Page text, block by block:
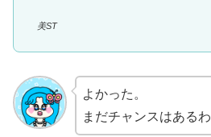
美ST
よかった。
まだチャンスはあるわ